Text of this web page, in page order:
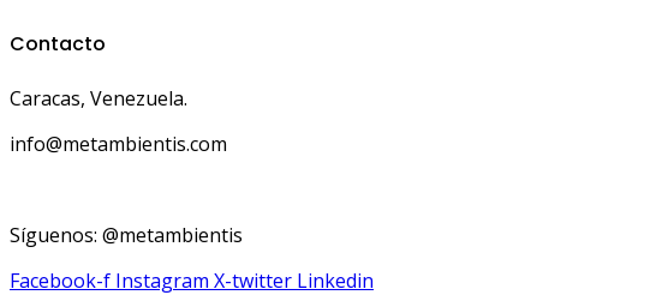
Contacto
Caracas, Venezuela.
info@metambientis.com
Síguenos: @metambientis
Facebook-f Instagram X-twitter Linkedin